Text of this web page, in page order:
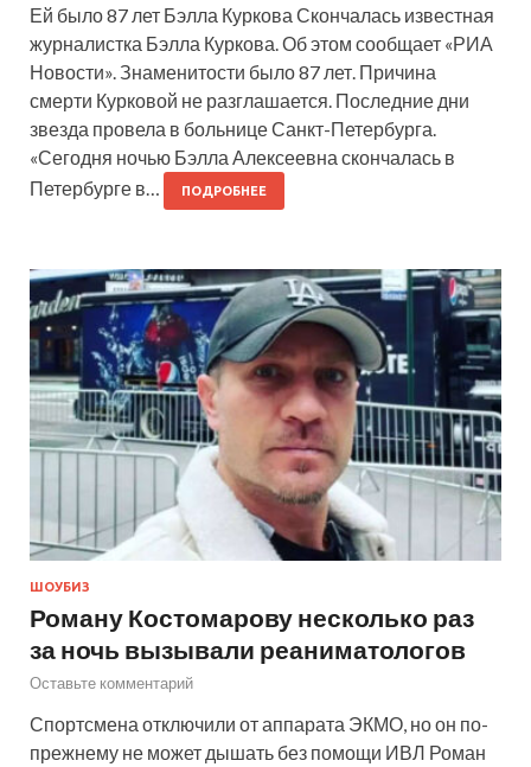
Ей было 87 лет Бэлла Куркова Скончалась известная
журналистка Бэлла Куркова. Об этом сообщает «РИА
Новости». Знаменитости было 87 лет. Причина
смерти Курковой не разглашается. Последние дни
звезда провела в больнице Санкт-Петербурга.
«Сегодня ночью Бэлла Алексеевна скончалась в
Петербурге в…
ПОДРОБНЕЕ
ШОУБИЗ
Роману Костомарову несколько раз
за ночь вызывали реаниматологов
Оставьте комментарий
Спортсмена отключили от аппарата ЭКМО, но он по-
прежнему не может дышать без помощи ИВЛ Роман